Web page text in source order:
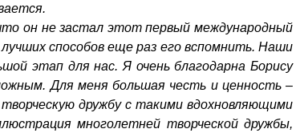
он не застал этот первый международный
способов еще раз его вспомнить. Наши
этап для нас. Я очень благодарна Борису
Для меня большая честь и ценность –
дружбу с такими вдохновляющими
многолетней творческой дружбы,